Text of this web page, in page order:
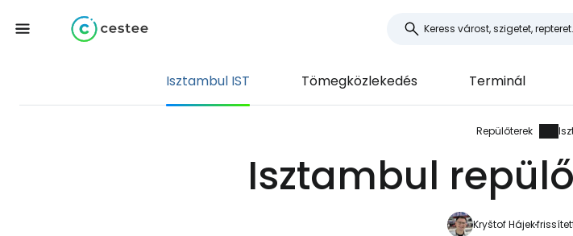
Isztambul IST Tömegközlekedés Terminál
Repülőterek
Isztambul
Kryštof Hájek